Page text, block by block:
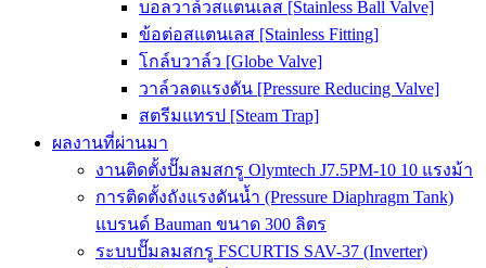
บอลวาล์วสแตนเลส [Stainless Ball Valve]
ข้อต่อสแตนเลส [Stainless Fitting]
โกล์บวาล์ว [Globe Valve]
วาล์วลดแรงดัน [Pressure Reducing Valve]
สตรีมแทรป [Steam Trap]
ผลงานที่ผ่านมา
งานติดตั้งปั๊มลมสกรู Olymtech J7.5PM-10 10 แรงม้า
การติดตั้งถังแรงดันน้ำ (Pressure Diaphragm Tank)
แบรนด์ Bauman ขนาด 300 ลิตร
ระบบปั๊มลมสกรู FSCURTIS SAV-37 (Inverter)